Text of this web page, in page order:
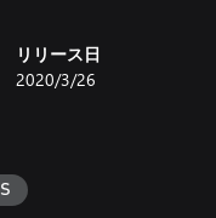
スに含まれていま
キャラクターとチ
て、真実の愛を成
リリース日
2020/3/26